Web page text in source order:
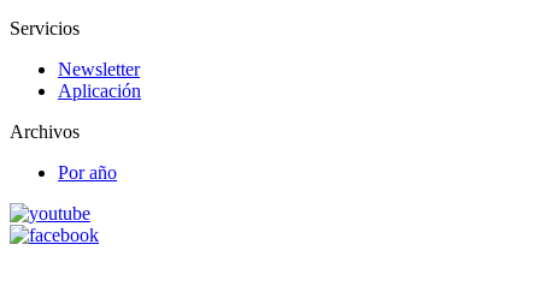
Servicios
Newsletter
Aplicación
Archivos
Por año